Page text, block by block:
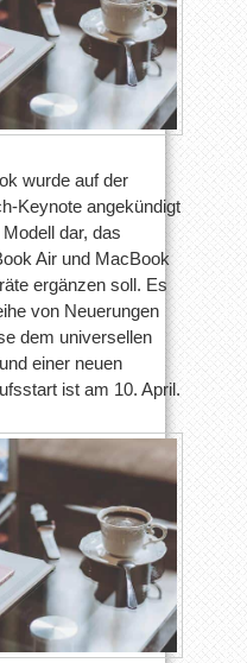
wurde auf der
Keynote angekündigt
dar, das
Air und MacBook
ergänzen soll. Es
von Neuerungen
dem universellen
einer neuen
ist am 10. April.